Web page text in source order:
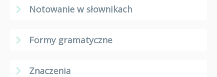
Notowanie w słownikach
Formy gramatyczne
Znaczenia